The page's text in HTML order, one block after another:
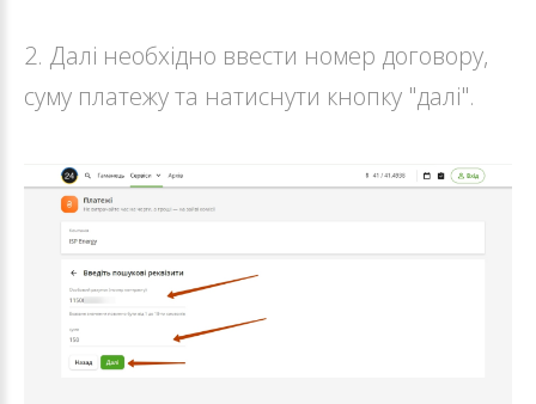
2. Далі необхідно ввести номер договору,
суму платежу та натиснути кнопку "далі".